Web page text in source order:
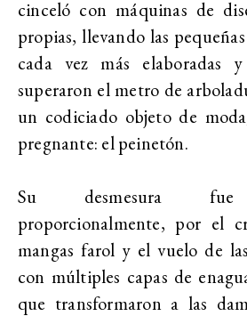
cinceló con máquinas de
propias, llevando las
cada vez más elaboradas
superaron el metro de
un codiciado objeto de
pregnante: el peinetón.
Su desmesura fue
proporcionalmente, por el
mangas farol y el vuelo de
con múltiples capas de
que transformaron a las